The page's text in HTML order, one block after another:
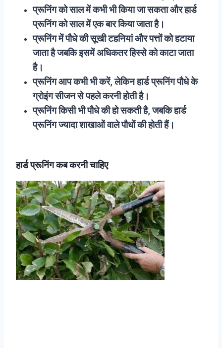
प्रूनिंग को साल में कभी भी किया जा सकता और हार्ड
प्रूनिंग को साल में एक बार किया जाता है।
प्रूनिंग में पौधे की सूखी टहनियां और पत्तों को हटाया
जाता है जबकि इसमें अधिकतर हिस्से को काटा जाता
है।
प्रूनिंग आप कभी भी करें, लेकिन हार्ड प्रूनिंग पौधे के
ग्रोइंग सीजन से पहले करनी होती है।
प्रूनिंग किसी भी पौधे की हो सकती है, जबकि हार्ड
प्रूनिंग ज्यादा शाखाओं वाले पौधों की होती हैं।
हार्ड प्रूनिंग कब करनी चाहिए